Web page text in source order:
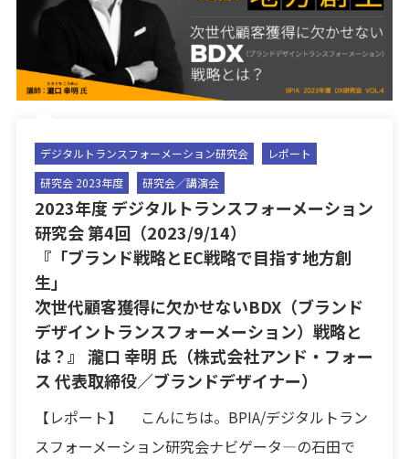
デジタルトランスフォーメーション研究会
レポート
研究会 2023年度
研究会／講演会
2023年度 デジタルトランスフォーメーション
研究会 第4回（2023/9/14）
『「ブランド戦略とEC戦略で目指す地方創
生」
次世代顧客獲得に欠かせないBDX（ブランド
デザイントランスフォーメーション）戦略と
は？』 瀧口 幸明 氏（株式会社アンド・フォー
ス 代表取締役／ブランドデザイナー）
【レポート】 こんにちは。BPIA/デジタルトラン
スフォーメーション研究会ナビゲータ―の石田で